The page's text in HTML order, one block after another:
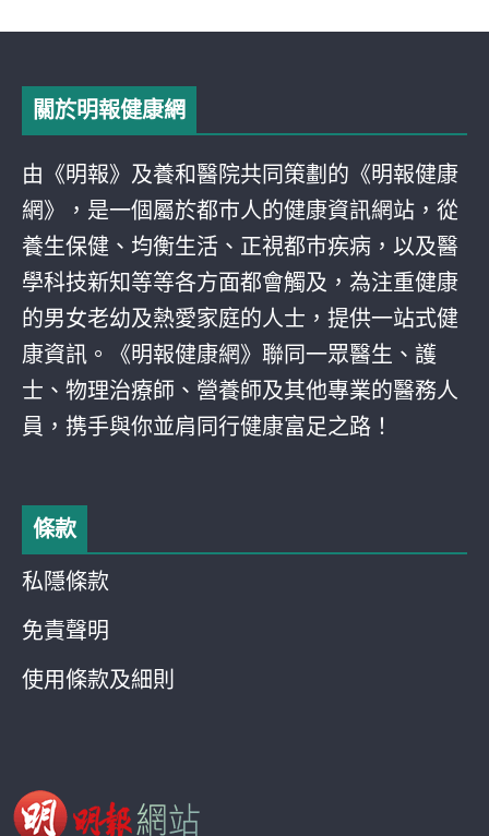
關於明報健康網
由《明報》及養和醫院共同策劃的《明報健康
網》，是一個屬於都巿人的健康資訊網站，從
養生保健、均衡生活、正視都巿疾病，以及醫
學科技新知等等各方面都會觸及，為注重健康
的男女老幼及熱愛家庭的人士，提供一站式健
康資訊。《明報健康網》聯同一眾醫生、護
士、物理治療師、營養師及其他專業的醫務人
員，携手與你並肩同行健康富足之路！
條款
私隱條款
免責聲明
使用條款及細則